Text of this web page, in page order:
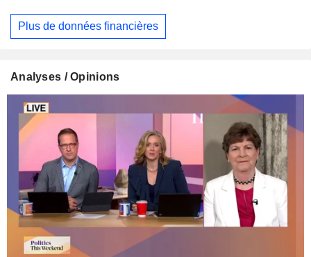
Plus de données financières
Analyses / Opinions